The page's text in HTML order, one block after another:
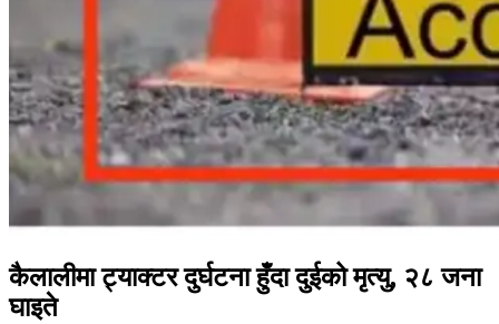
कैलालीमा ट्याक्टर दुर्घटना हुँदा दुईको मृत्यु, २८ जना
घाइते